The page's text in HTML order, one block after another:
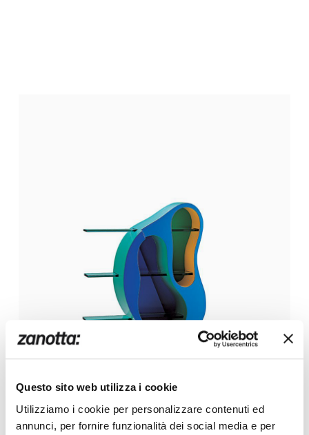
Questo sito web utilizza i cookie
Utilizziamo i cookie per personalizzare contenuti ed
annunci, per fornire funzionalità dei social media e per